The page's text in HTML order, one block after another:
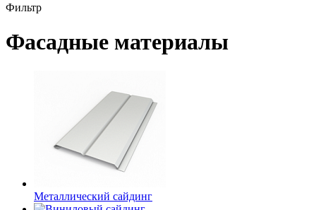
Фильтр
Фасадные материалы
Металлический сайдинг